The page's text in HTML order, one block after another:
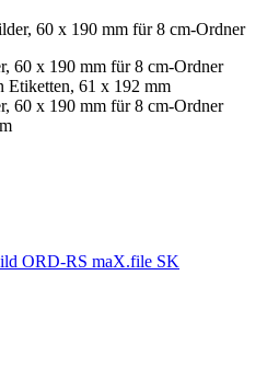
60 x 190 mm für 8 cm-Ordner
60 x 190 mm für 8 cm-Ordner
Etiketten, 61 x 192 mm
60 x 190 mm für 8 cm-Ordner
ORD-RS maX.file SK